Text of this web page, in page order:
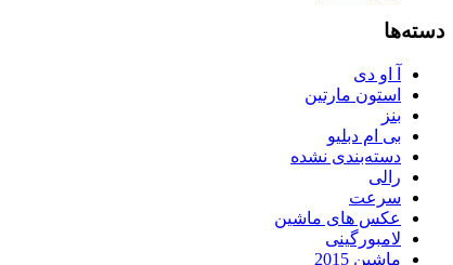
دسته‌ها
آ او دی
استون مارتین
بنز
بی ام دبلیو
دسته‌بندی نشده
رالی
سرعت
عکس های ماشین
لامبورگینی
ماشین 2015